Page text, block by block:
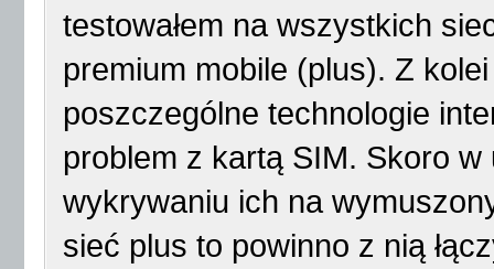
testowałem na wszystkich
premium mobile (plus). Z
poszczególne technologie
problem z kartą SIM. Skoro
wykrywaniu ich na
sieć plus to powinno z nią